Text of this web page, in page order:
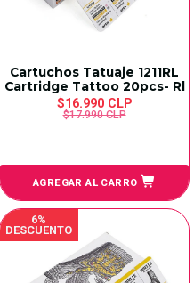
Cartuchos Tatuaje 1211RL
Cartridge Tattoo 20pcs- Rl
$16.990 CLP
$17.990 CLP
AGREGAR AL CARRO
6%
DESCUENTO